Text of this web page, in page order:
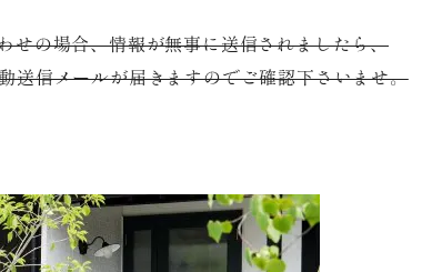
せの場合、情報が無事に送信されましたら、
送信メールが届きますのでご確認下さいませ。